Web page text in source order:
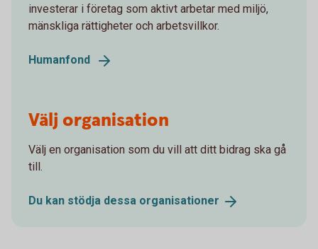
investerar i företag som aktivt arbetar med miljö,
mänskliga rättigheter och arbetsvillkor.
Humanfond
Välj organisation
Välj en organisation som du vill att ditt bidrag ska gå
till.
Du kan stödja dessa organisationer